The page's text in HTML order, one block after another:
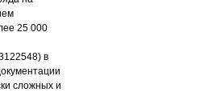
25 000
в
сложных и